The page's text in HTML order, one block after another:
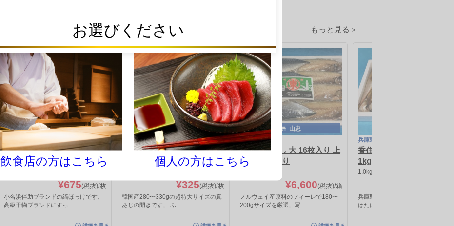
お選びください
飲食店の方はこちら 個人の方はこちら
もっと見る＞
山忠
伴助干物市 「縞ほっけ開
き」バラ売り
¥675(税抜)/枚
小名浜伴助ブランドの縞ほっけです。
高級干物ブランドにすっ…
山忠
新物!韓国産 超特大あじ開き
バラ売りリニューアル
¥325(税抜)/枚
韓国産280〜330gの超特大サイズの真
あじの開きです。 ふ…
山忠
ノルウェイ
さば文化干し 大 16枚入り 上
乾燥 16枚入り
¥6,600(税抜)/箱
ノルウェイ産原料のフィーレで180〜
200gサイズを厳選。写…
兵庫県
香住産 はたはた丸干 特大
1kg入り
1.0kg
兵庫県香住港で水揚げの特大サイズ
はたはたです。1kgで17…